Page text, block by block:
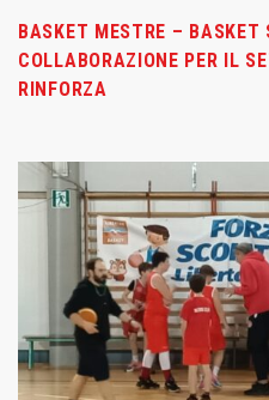
BASKET MESTRE – BASKET
COLLABORAZIONE PER IL
RINFORZA